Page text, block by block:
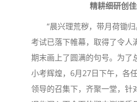
精耕细研创
“晨兴理荒秽，带月荷锄
考试已落下帷幕，取得了令人
期末画上了圆满的句号。为了
小考辉煌，6月27日下午，各
领导的召集下，齐聚一堂，针